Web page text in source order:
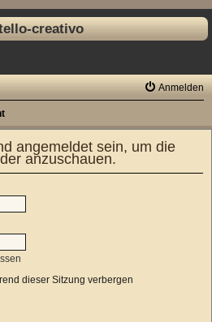
creativo
Anmelden
angemeldet sein, um die
anzuschauen.
dieser Sitzung verbergen